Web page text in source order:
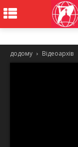
додому Відеоархів